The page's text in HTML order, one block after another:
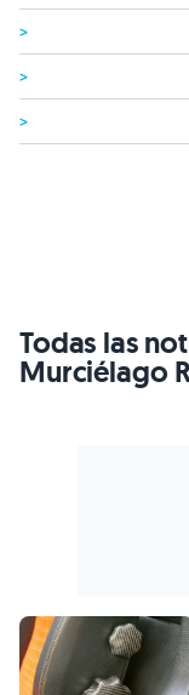
>
>
>
Todas las
Murciélago